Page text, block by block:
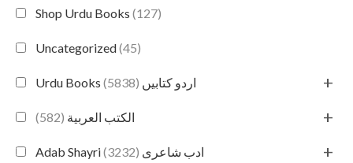
Shop Urdu Books (127)
Uncategorized(45)
Urdu Books اردو کتابیں (5838) +
الكتب العربية (582) +
Adab Shayri ادب شاعری (3232) +